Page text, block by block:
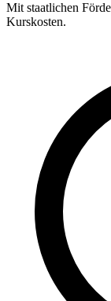
Mit staatlichen
Kurskosten.